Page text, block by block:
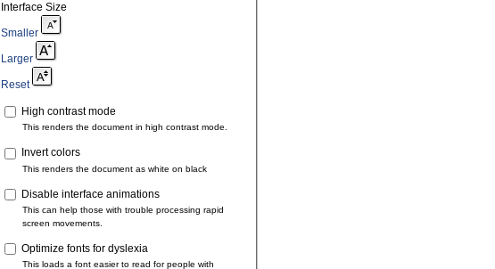
Interface Size
Smaller
Larger
Reset
High contrast mode
This renders the document in high contrast mode.
Invert colors
This renders the document as white on black
Disable interface animations
This can help those with trouble processing rapid
screen movements.
Optimize fonts for dyslexia
This loads a font easier to read for people with